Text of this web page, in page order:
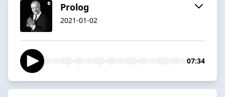
Prolog
2021-01-02
07:34